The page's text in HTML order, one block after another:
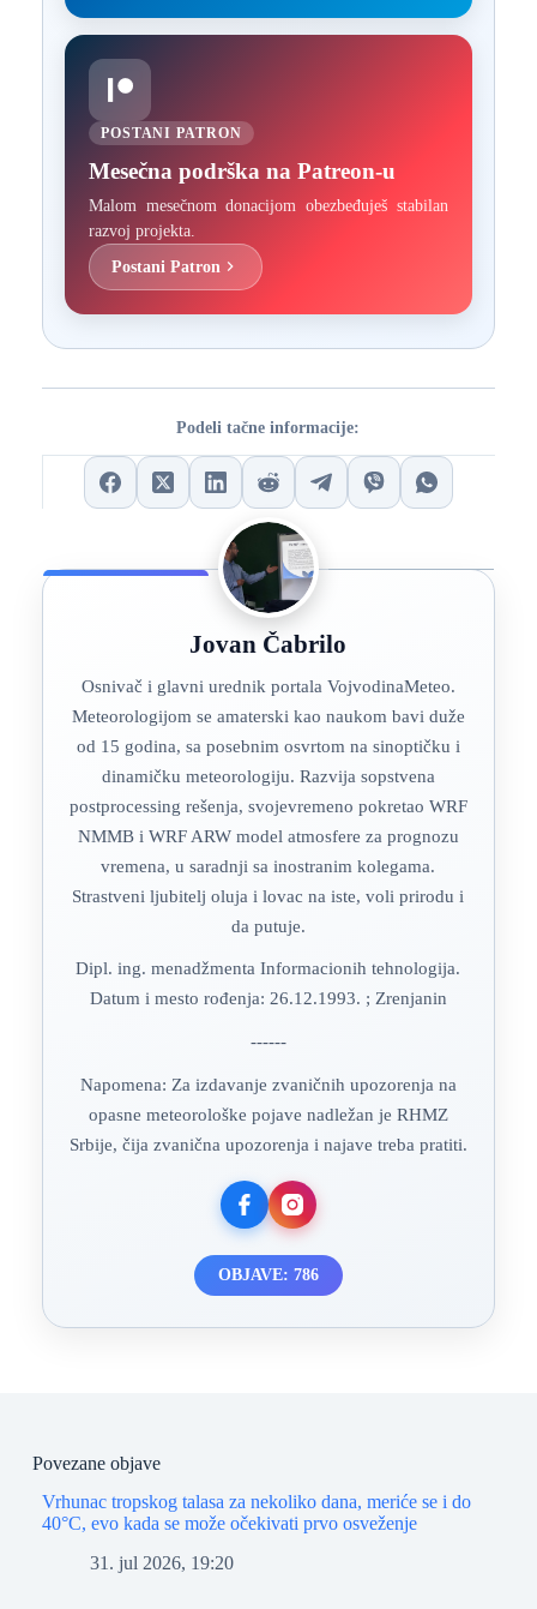
POSTANI PATRON
Mesečna podrška na Patreon-u
Malom mesečnom donacijom obezbeđuješ stabilan
razvoj projekta.
Postani Patron
Podeli tačne informacije:
Jovan Čabrilo
Osnivač i glavni urednik portala VojvodinaMeteo.
Meteorologijom se amaterski kao naukom bavi duže
od 15 godina, sa posebnim osvrtom na sinoptičku i
dinamičku meteorologiju. Razvija sopstvena
postprocessing rešenja, svojevremeno pokretao WRF
NMMB i WRF ARW model atmosfere za prognozu
vremena, u saradnji sa inostranim kolegama.
Strastveni ljubitelj oluja i lovac na iste, voli prirodu i
da putuje.
Dipl. ing. menadžmenta Informacionih tehnologija.
Datum i mesto rođenja: 26.12.1993. ; Zrenjanin
------
Napomena: Za izdavanje zvaničnih upozorenja na
opasne meteorološke pojave nadležan je RHMZ
Srbije, čija zvanična upozorenja i najave treba pratiti.
OBJAVE: 786
Povezane objave
Vrhunac tropskog talasa za nekoliko dana, meriće se i do
40°C, evo kada se može očekivati prvo osveženje
31. jul 2026, 19:20